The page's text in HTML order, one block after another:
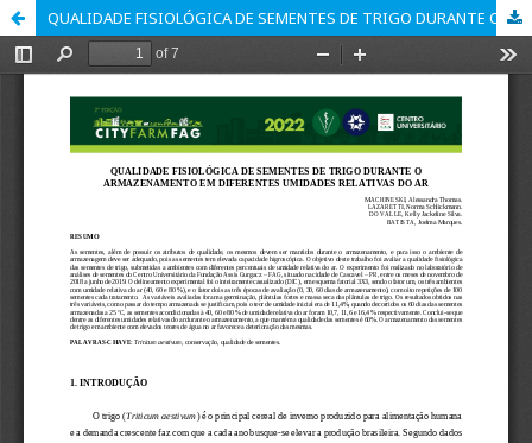
QUALIDADE FISIOLÓGICA DE SEMENTES DE TRIGO DURANTE O ARMAZENAMENTO EM DIFERENTES UMIDADES RELATIVAS DO AR